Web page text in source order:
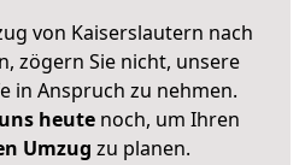
von Kaiserslautern nach
zögern Sie nicht, unsere
in Anspruch zu nehmen.
heutenoch, um Ihren
Umzug zu planen.